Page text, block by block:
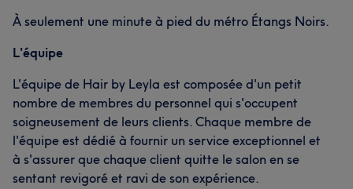
À seulement une minute à pied du métro Étangs Noirs.
L'équipe
L'équipe de Hair by Leyla est composée d'un petit
nombre de membres du personnel qui s'occupent
soigneusement de leurs clients. Chaque membre de
l'équipe est dédié à fournir un service exceptionnel et
à s'assurer que chaque client quitte le salon en se
sentant revigoré et ravi de son expérience.